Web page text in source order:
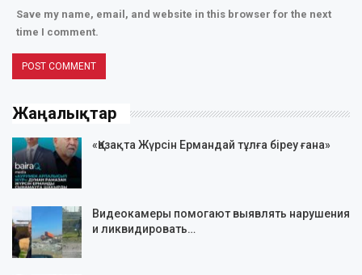
Save my name, email, and website in this browser for the next
time I comment.
Жаңалықтар
«Қазақта Жүрсін Ермандай тұлға біреу ғана»
Видеокамеры помогают выявлять нарушения
и ликвидировать…